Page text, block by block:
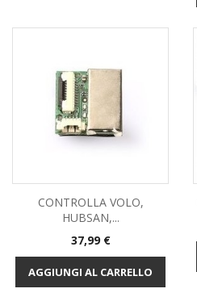
CONTROLLA VOLO,
HUBSAN,...
Prezzo
37,99 €
AGGIUNGI AL CARRELLO